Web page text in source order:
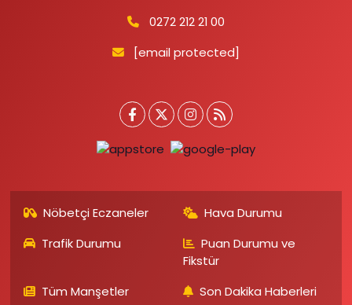
0272 212 21 00
[email protected]
Nöbetçi Eczaneler
Hava Durumu
Trafik Durumu
Puan Durumu ve
Fikstür
Tüm Manşetler
Son Dakika Haberleri